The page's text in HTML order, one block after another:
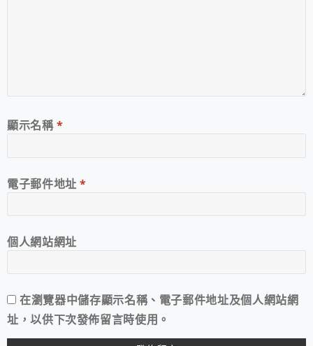
顯示名稱*
電子郵件地址*
個人網站網址
在瀏覽器中儲存顯示名稱、電子郵件地址及個人網站網
址，以供下次發佈留言時使用。